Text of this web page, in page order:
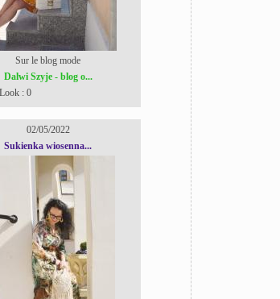
Sur le blog mode
Dalwi Szyje - blog o...
: 0
02/05/2022
Sukienka wiosenna...